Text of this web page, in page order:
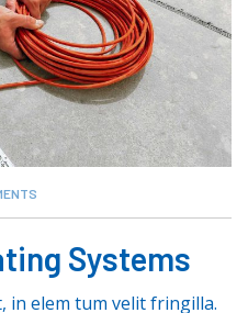
Systems
in elem tum velit fringilla.